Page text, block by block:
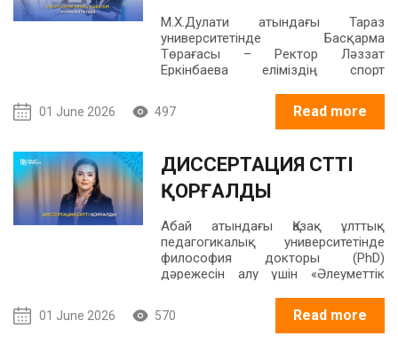
МАРАПАТТАЛДЫ
М.Х.Дулати атындағы Тараз
университетінде Басқарма
Төрағасы – Ректор Ләззат
Еркінбаева еліміздің спорт
жеңімпаз спортшылар мен
жаттықтырушыларға марапаттарын
01 June 2026 497 Read more
ДИССЕРТАЦИЯ СӘТТІ
ҚОРҒАЛДЫ
Абай атындағы Қазақ ұлттық
педагогикалық университетінде
философия докторы (PhD)
дәрежесін алу үшін «Әлеуметтік
оқытушысы Венера Сарбасова
«6D010300 – Педагогика және
психология» білім беру
01 June 2026 570 Read more